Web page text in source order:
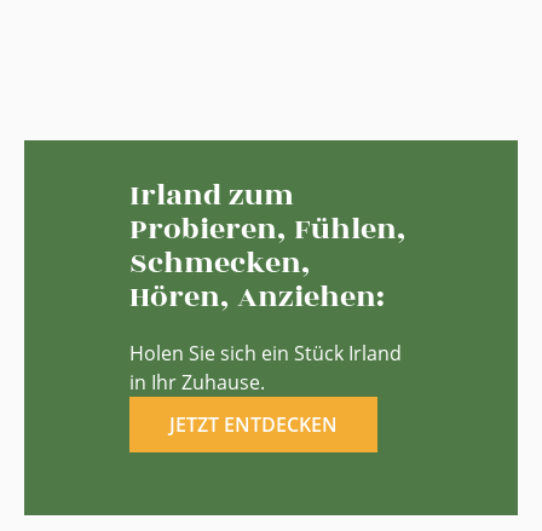
Irland zum
Probieren, Fühlen,
Schmecken,
Hören, Anziehen:
Holen Sie sich ein Stück Irland
in Ihr Zuhause.
JETZT ENTDECKEN